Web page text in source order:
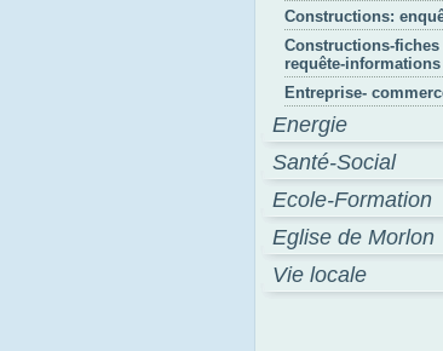
Constructions:
Constructions-fiches
requête-informations
Entreprise-
Energie
Santé-Social
Ecole-Formation
Eglise de Morlon
Vie locale